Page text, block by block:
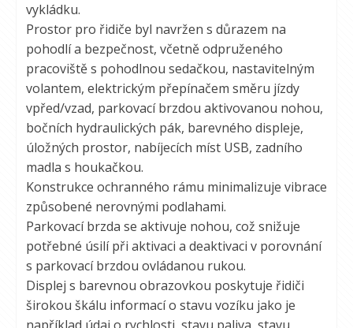
vykládku.
Prostor pro řidiče byl navržen s důrazem na
pohodlí a bezpečnost, včetně odpruženého
pracoviště s pohodlnou sedačkou, nastavitelným
volantem, elektrickým přepínačem směru jízdy
vpřed/vzad, parkovací brzdou aktivovanou nohou,
bočních hydraulických pák, barevného displeje,
úložných prostor, nabíjecích míst USB, zadního
madla s houkačkou.
Konstrukce ochranného rámu minimalizuje vibrace
způsobené nerovnými podlahami.
Parkovací brzda se aktivuje nohou, což snižuje
potřebné úsilí při aktivaci a deaktivaci v porovnání
s parkovací brzdou ovládanou rukou.
Displej s barevnou obrazovkou poskytuje řidiči
širokou škálu informací o stavu vozíku jako je